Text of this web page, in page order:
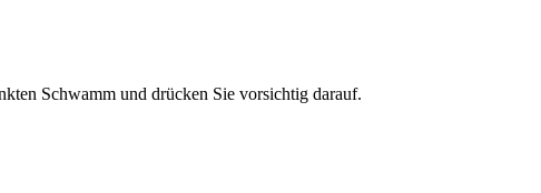
Schwamm und drücken Sie vorsichtig darauf.